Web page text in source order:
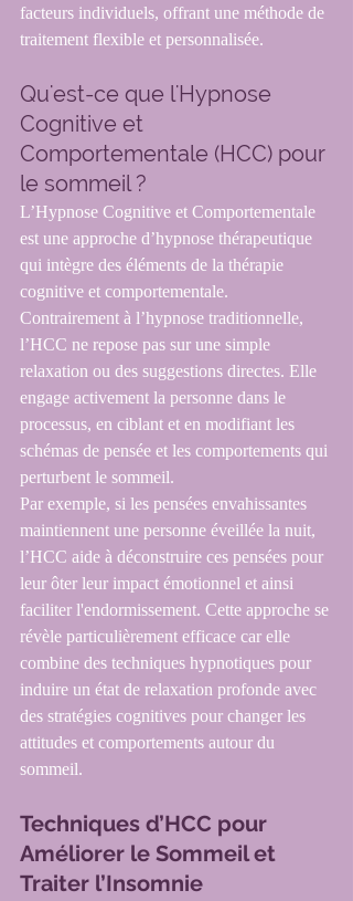
facteurs individuels, offrant une méthode de
traitement flexible et personnalisée.
Qu'est-ce que l'Hypnose
Cognitive et
Comportementale (HCC) pour
le sommeil ?
L’Hypnose Cognitive et Comportementale
est une approche d’hypnose thérapeutique
qui intègre des éléments de la thérapie
cognitive et comportementale.
Contrairement à l’hypnose traditionnelle,
l’HCC ne repose pas sur une simple
relaxation ou des suggestions directes. Elle
engage activement la personne dans le
processus, en ciblant et en modifiant les
schémas de pensée et les comportements qui
perturbent le sommeil.
Par exemple, si les pensées envahissantes
maintiennent une personne éveillée la nuit,
l’HCC aide à déconstruire ces pensées pour
leur ôter leur impact émotionnel et ainsi
faciliter l'endormissement. Cette approche se
révèle particulièrement efficace car elle
combine des techniques hypnotiques pour
induire un état de relaxation profonde avec
des stratégies cognitives pour changer les
attitudes et comportements autour du
sommeil.
Techniques d’HCC pour
Améliorer le Sommeil et
Traiter l’Insomnie